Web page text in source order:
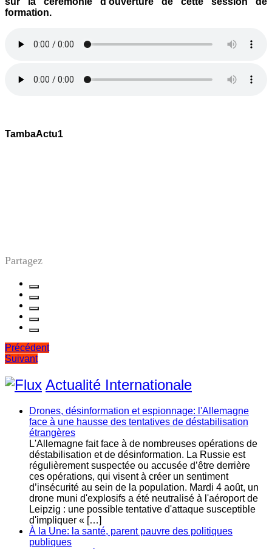
formation.
TambaActu1
Partagez
Navigation
de
l’article
Précédent
Suivant
Actualité Internationale
Drones, désinformation et espionnage: l'Allemagne
face à une hausse des tentatives de déstabilisation
étrangères
L'Allemagne fait face à de nombreuses opérations de
déstabilisation et de désinformation. La Russie est
régulièrement suspectée ou accusée d’être derrière
ces opérations, qui visent à créer un sentiment
d’insécurité au sein de la population. Mardi 4 août, un
drone muni d'explosifs a été neutralisé à l'aéroport de
Leipzig : une possible tentative d'attaque susceptible
d'impliquer « […]
À la Une: la santé, parent pauvre des politiques
publiques